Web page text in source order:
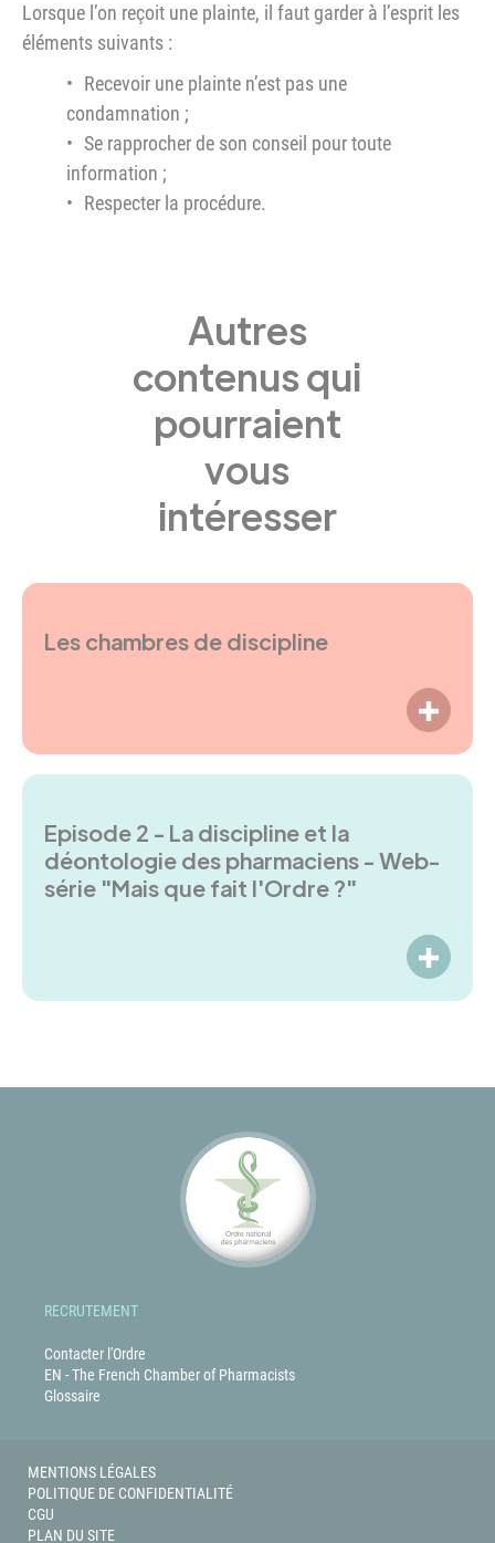
Lorsque l’on reçoit une plainte, il faut garder à l’esprit les
éléments suivants :
Recevoir une plainte n’est pas une
condamnation ;
Se rapprocher de son conseil pour toute
information ;
Respecter la procédure.
Autres
contenus qui
pourraient
vous
intéresser
Les chambres de discipline
LIRE
Episode 2 - La discipline et la
déontologie des pharmaciens - Web-
série "Mais que fait l'Ordre ?"
LIRE
RECRUTEMENT
Contacter l'Ordre
EN - The French Chamber of Pharmacists
Glossaire
MENTIONS LÉGALES
POLITIQUE DE CONFIDENTIALITÉ
CGU
PLAN DU SITE